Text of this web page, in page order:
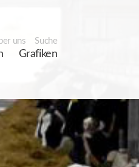
uns Suche
Grafiken